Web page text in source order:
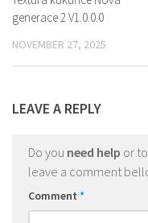
generace 2 V1.0.0.0
NOVEMBER 27, 2025
LEAVE A REPLY
Do you need help or to
leave a comment
Comment *